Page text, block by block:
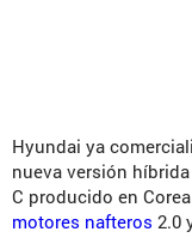
Hyundai ya
nueva versión
C producido en
motores nafteros 2.0